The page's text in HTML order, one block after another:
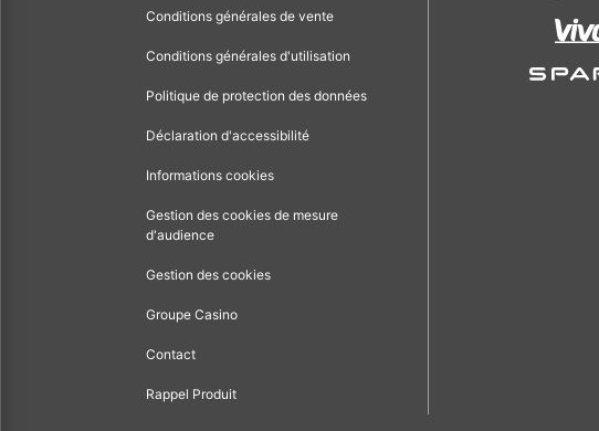
Conditions générales de vente
Conditions générales d'utilisation
Politique de protection des données
Déclaration d'accessibilité
Informations cookies
Gestion des cookies de mesure
d'audience
Gestion des cookies
Groupe Casino
Contact
Rappel Produit